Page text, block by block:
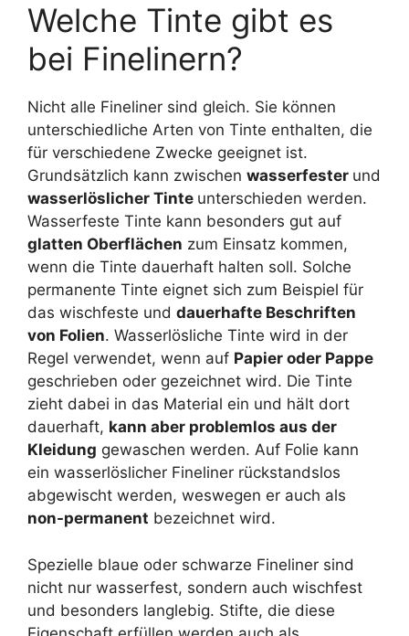
Welche Tinte gibt es
bei Finelinern?
Nicht alle Fineliner sind gleich. Sie können
unterschiedliche Arten von Tinte enthalten, die
für verschiedene Zwecke geeignet ist.
Grundsätzlich kann zwischen wasserfester und
wasserlöslicher Tinte unterschieden werden.
Wasserfeste Tinte kann besonders gut auf
glatten Oberflächen zum Einsatz kommen,
wenn die Tinte dauerhaft halten soll. Solche
permanente Tinte eignet sich zum Beispiel für
das wischfeste und dauerhafte Beschriften
von Folien. Wasserlösliche Tinte wird in der
Regel verwendet, wenn auf Papier oder Pappe
geschrieben oder gezeichnet wird. Die Tinte
zieht dabei in das Material ein und hält dort
dauerhaft, kann aber problemlos aus der
Kleidung gewaschen werden. Auf Folie kann
ein wasserlöslicher Fineliner rückstandslos
abgewischt werden, weswegen er auch als
non-permanent bezeichnet wird.
Spezielle blaue oder schwarze Fineliner sind
nicht nur wasserfest, sondern auch wischfest
und besonders langlebig. Stifte, die diese